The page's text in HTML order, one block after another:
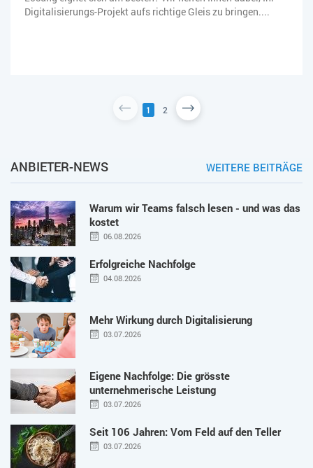
Digitalisierungs-Projekt aufs richtige Gleis zu bringen....
1 2
ANBIETER-NEWS WEITERE BEITRÄGE
Warum wir Teams falsch lesen - und was das
kostet
06.08.2026
Erfolgreiche Nachfolge
04.08.2026
Mehr Wirkung durch Digitalisierung
03.07.2026
Eigene Nachfolge: Die grösste
unternehmerische Leistung
03.07.2026
Seit 106 Jahren: Vom Feld auf den Teller
03.07.2026